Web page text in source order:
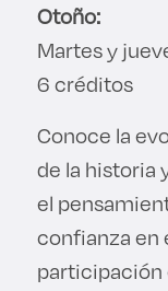
Otoño:
Martes y
6 créditos
Conoce la
de la historia
el
confianza en
participación